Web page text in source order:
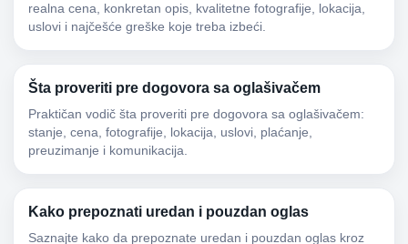
realna cena, konkretan opis, kvalitetne fotografije, lokacija,
uslovi i najčešće greške koje treba izbeći.
Šta proveriti pre dogovora sa oglašivačem
Praktičan vodič šta proveriti pre dogovora sa oglašivačem:
stanje, cena, fotografije, lokacija, uslovi, plaćanje,
preuzimanje i komunikacija.
Kako prepoznati uredan i pouzdan oglas
Saznajte kako da prepoznate uredan i pouzdan oglas kroz